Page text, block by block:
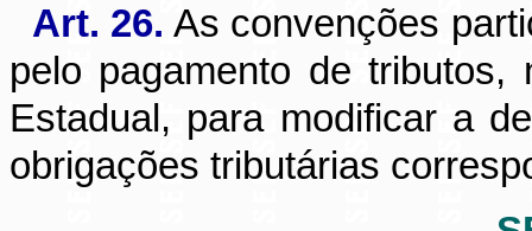
Art. 26. As convenções
pelo pagamento de
Estadual, para modificar a
obrigações tributárias